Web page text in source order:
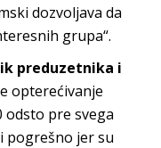
dozvoljava da
grupa“.
preduzetnika i
opterećivanje
odsto pre svega
pogrešno jer su